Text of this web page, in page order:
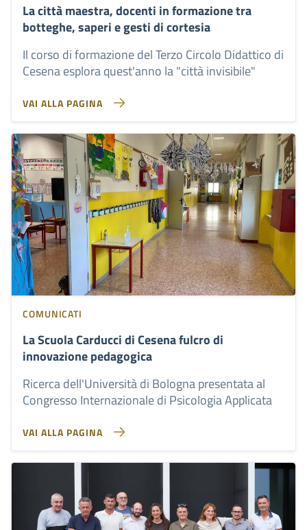
La città maestra, docenti in formazione tra
botteghe, saperi e gesti di cortesia
Il corso di formazione del Terzo Circolo Didattico di
Cesena esplora quest'anno la "città invisibile"
VAI ALLA PAGINA
COMUNICATI
La Scuola Carducci di Cesena fulcro di
innovazione pedagogica
Ricerca dell'Università di Bologna presentata al
Congresso Internazionale di Psicologia Applicata
VAI ALLA PAGINA